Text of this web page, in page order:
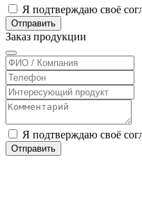
Я подтверждаю своё
Отправить
Заказ продукции
Я подтверждаю своё
Отправить